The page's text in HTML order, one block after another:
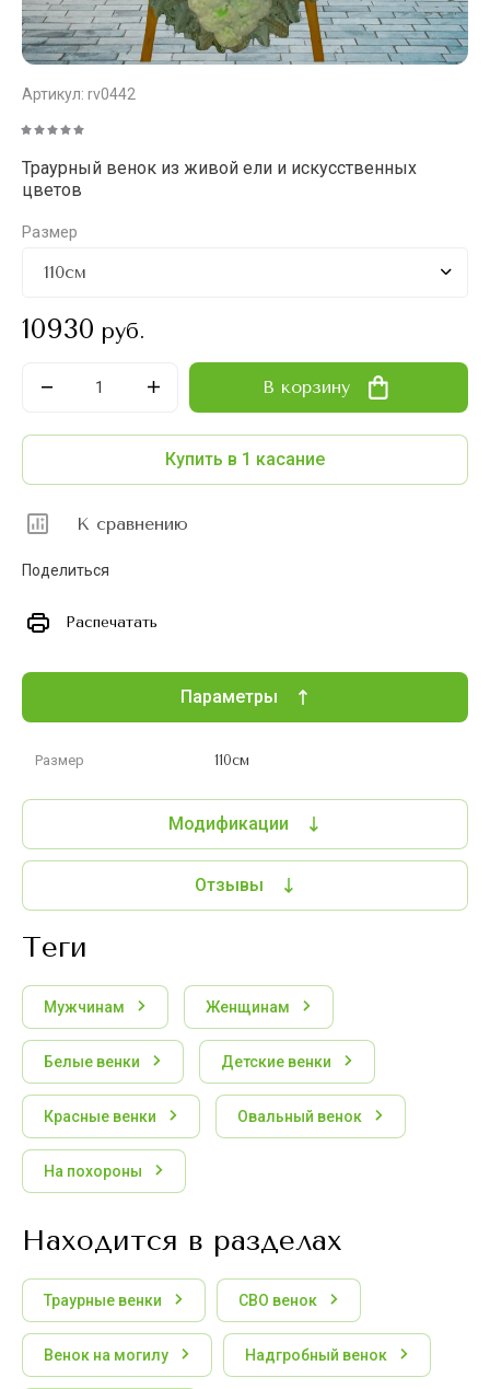
Артикул: rv0442
Траурный венок из живой ели и искусственных
цветов
Размер
10930 руб.
В корзину
Купить в 1 касание
К сравнению
Поделиться
Распечатать
Параметры
Размер 110см
Модификации
Отзывы
теги
Мужчинам Женщинам
Белые венки Детские венки
Красные венки Овальный венок
На похороны
Находится в разделах
Траурные венки СВО венок
Венок на могилу Надгробный венок